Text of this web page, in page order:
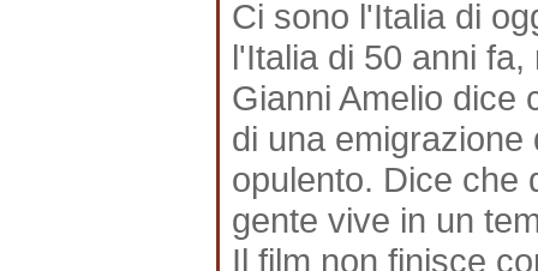
Ci sono l'Italia di
l'Italia di 50 anni
Gianni Amelio dice
di una
opulento. Dice che
gente vive in un
Il film non finisce